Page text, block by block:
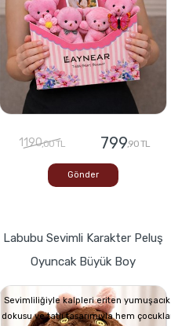
1190,00 TL 799,90 TL
Gönder
Labubu Sevimli Karakter Peluş
Oyuncak Büyük Boy
Sevimliliğiyle kalpleri eriten yumuşacık
dokusu ve tatlı tasarımıyla hem